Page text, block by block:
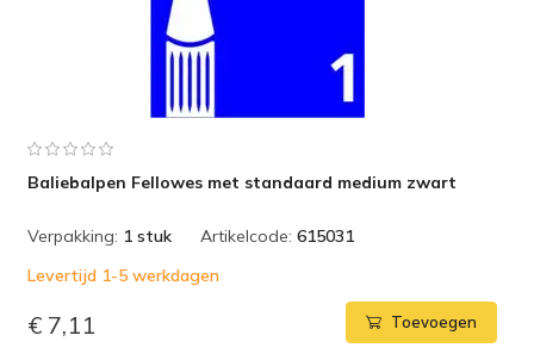
Baliebalpen Fellowes met standaard medium zwart
Verpakking: 1 stuk Artikelcode: 615031
Levertijd 1-5 werkdagen
€ 7,11 Toevoegen